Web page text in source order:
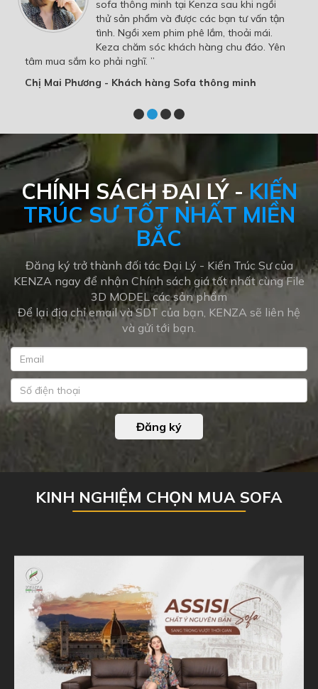
sofa thông minh tại Kenza sau khi ngồi
thử sản phẩm và được các bạn tư vấn tận
tình. Ngồi xem phim phê lắm, thoải mái.
Keza chăm sóc khách hàng chu đáo. Yên
tâm mua sắm ko phải nghĩ. ”
Chị Mai Phương - Khách hàng Sofa thông minh
CHÍNH SÁCH ĐẠI LÝ - KIẾN
TRÚC SƯ TỐT NHẤT MIỀN
BẮC
Đăng ký trở thành đối tác Đại Lý - Kiến Trúc Sư của
KENZA ngay để nhận Chính sách giá tốt nhất cùng File
3D MODEL các sản phẩm
Để lại địa chỉ email và SDT của bạn, KENZA sẽ liên hệ
và gửi tới bạn.
Đăng ký
KINH NGHIỆM CHỌN MUA SOFA